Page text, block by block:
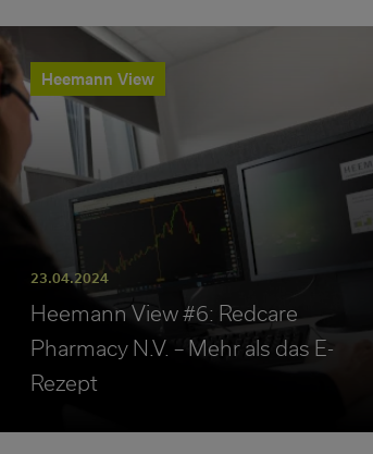
Heemann View
23.04.2024
Heemann View #6: Redcare
Pharmacy N.V. – Mehr als das E-
Rezept